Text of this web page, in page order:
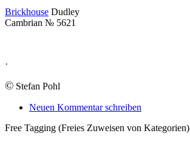
Brickhouse Dudley
Cambrian № 5621
·
© Stefan Pohl
Neuen Kommentar schreiben
Free Tagging (Freies Zuweisen von Kategorien)